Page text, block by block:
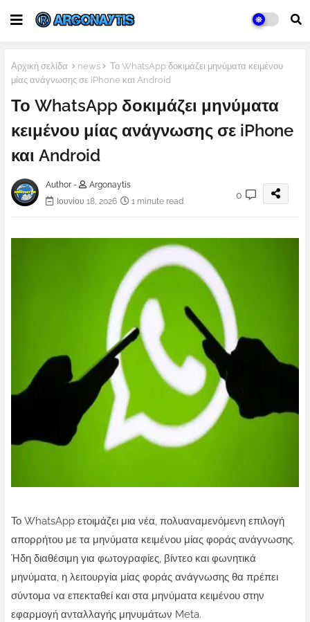
Αρχική σελίδα news
Το WhatsApp δοκιμάζει μηνύματα κειμένου
μίας ανάγνωσης σε iPhone και Android
Το WhatsApp δοκιμάζει μηνύματα
κειμένου μίας ανάγνωσης σε iPhone
και Android
Author -
Argonaytis
Ιουνίου 18, 2026
1 minute read
0
Το WhatsApp ετοιμάζει μια νέα, πολυαναμενόμενη επιλογή
απορρήτου με τα μηνύματα κειμένου μίας φοράς ανάγνωσης.
Ήδη διαθέσιμη για φωτογραφίες, βίντεο και φωνητικά
μηνύματα, η λειτουργία μίας φοράς ανάγνωσης θα πρέπει
σύντομα να επεκταθεί και στα μηνύματα κειμένου στην
εφαρμογή ανταλλαγής μηνυμάτων Meta.